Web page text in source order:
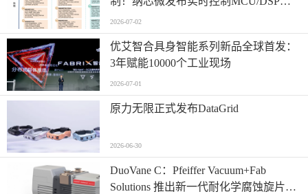
NS800RTA7系列
2026-07-02
优艾智合具身智能系列新品全球首发：
3年赋能10000个工业现场
2026-07-01
原力无限正式发布DataGrid
2026-06-30
​DuoVane C：Pfeiffer Vacuum+Fab
Solutions 推出新一代耐化学腐蚀旋片真